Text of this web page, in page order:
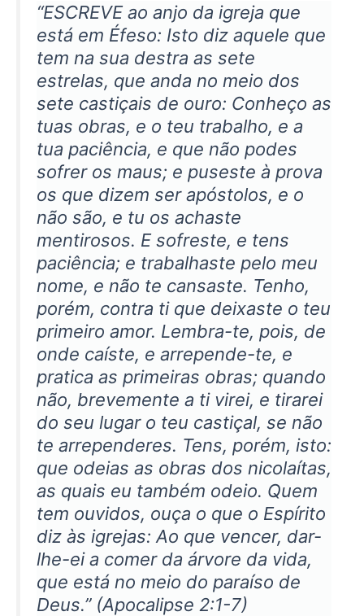
“ESCREVE ao anjo da igreja que
está em Éfeso: Isto diz aquele que
tem na sua destra as sete
estrelas, que anda no meio dos
sete castiçais de ouro: Conheço as
tuas obras, e o teu trabalho, e a
tua paciência, e que não podes
sofrer os maus; e puseste à prova
os que dizem ser apóstolos, e o
não são, e tu os achaste
mentirosos. E sofreste, e tens
paciência; e trabalhaste pelo meu
nome, e não te cansaste. Tenho,
porém, contra ti que deixaste o teu
primeiro amor. Lembra-te, pois, de
onde caíste, e arrepende-te, e
pratica as primeiras obras; quando
não, brevemente a ti virei, e tirarei
do seu lugar o teu castiçal, se não
te arrependeres. Tens, porém, isto:
que odeias as obras dos nicolaítas,
as quais eu também odeio. Quem
tem ouvidos, ouça o que o Espírito
diz às igrejas: Ao que vencer, dar-
lhe-ei a comer da árvore da vida,
que está no meio do paraíso de
Deus.” (Apocalipse 2:1-7)